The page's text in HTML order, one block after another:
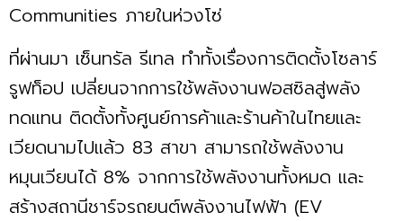
Communities ภายในห่วงโซ่
ที่ผ่านมา เซ็นทรัล รีเทล ทำทั้งเรื่องการติดตั้งโซลาร์
รูฟท็อป เปลี่ยนจากการใช้พลังงานฟอสซิลสู่พลัง
ทดแทน ติดตั้งทั้งศูนย์การค้าและร้านค้าในไทยและ
เวียดนามไปแล้ว 83 สาขา สามารถใช้พลังงาน
หมุนเวียนได้ 8% จากการใช้พลังงานทั้งหมด และ
สร้างสถานีชาร์จรถยนต์พลังงานไฟฟ้า (EV